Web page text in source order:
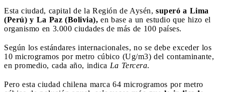
Esta ciudad, capital de la Región de Aysén, superó a Lima
(Perú) y La Paz (Bolivia), en base a un estudio que hizo el
organismo en 3.000 ciudades de más de 100 países.
Según los estándares internacionales, no se debe exceder los
10 microgramos por metro cúbico (Ug/m3) del contaminante,
en promedio, cada año, indica La Tercera.
Pero esta ciudad chilena marca 64 microgramos por metro